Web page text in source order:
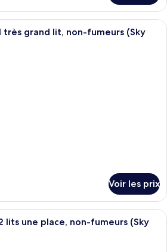
Une chambre d’hôtel avec un
très grand lit, non-fumeurs (Sky
Voir les prix
Une chambre d’hôtel avec deux lits,
lits une place, non-fumeurs (Sky